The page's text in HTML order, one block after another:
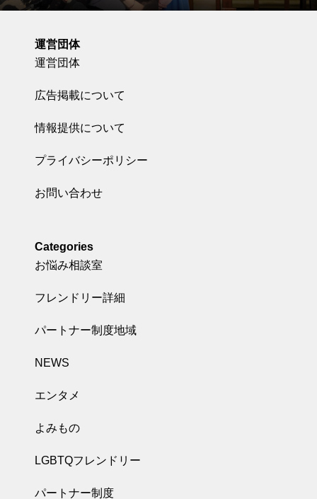
京地裁で
運営団体
運営団体
広告掲載について
情報提供について
プライバシーポリシー
お問い合わせ
Categories
お悩み相談室
フレンドリー詳細
パートナー制度地域
NEWS
エンタメ
よみもの
LGBTQフレンドリー
パートナー制度